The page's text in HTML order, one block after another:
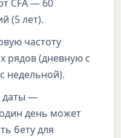
CFA — 60
(5 лет).
частоту
рядов (дневную с
недельной).
даты —
день может
бету для